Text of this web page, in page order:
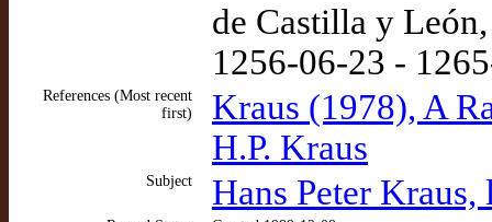
de Castilla y
1256-06-23 -
References (Most recent
first)
Kraus (1978), A
H.P. Kraus
Subject Hans Peter